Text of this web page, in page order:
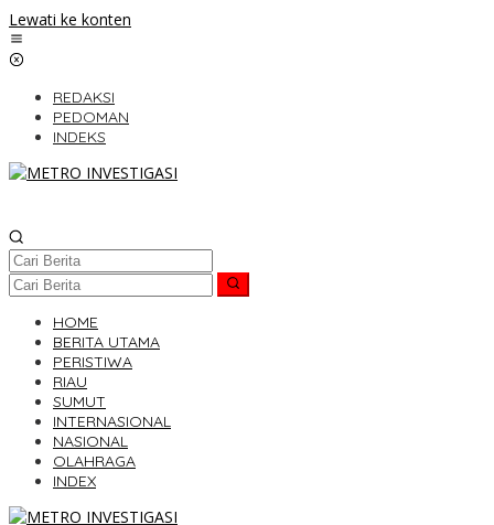
Lewati ke konten
REDAKSI
PEDOMAN
INDEKS
HOME
BERITA UTAMA
PERISTIWA
RIAU
SUMUT
INTERNASIONAL
NASIONAL
OLAHRAGA
INDEX